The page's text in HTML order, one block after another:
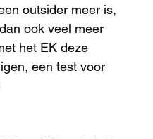
outsider meer is,
ook veel meer
het EK deze
een test voor